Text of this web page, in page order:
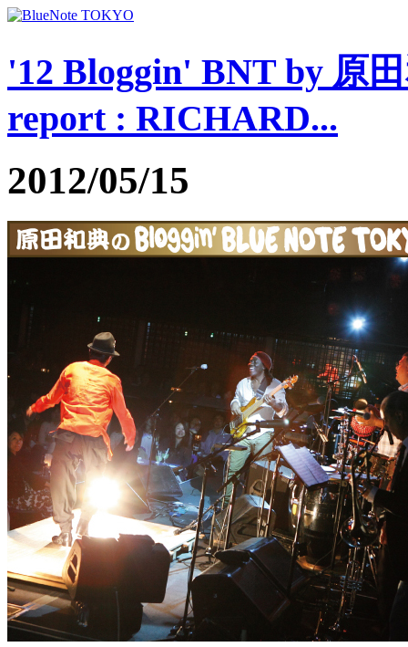
'12 Bloggin' BNT by 原
report : RICHARD...
2012/05/15